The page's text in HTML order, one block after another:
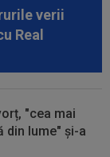
în
direct la
VIDEO,
verii
Real
"cea mai
din lume" și-a